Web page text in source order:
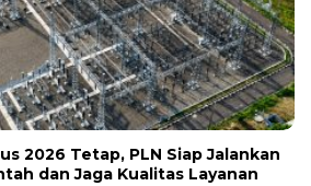
2026 Tetap, PLN Siap Jalankan
dan Jaga Kualitas Layanan